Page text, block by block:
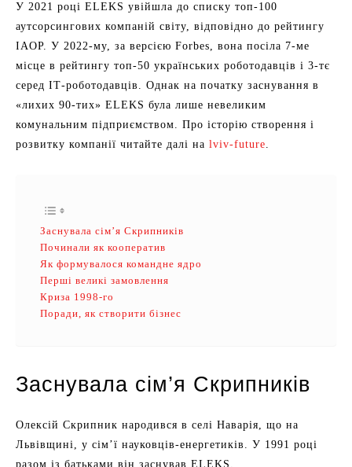
У 2021 році ELEKS увійшла до списку топ-100
аутсорсингових компаній світу, відповідно до рейтингу
IAOP. У 2022-му, за версією Forbes, вона посіла 7-ме
місце в рейтингу топ-50 українських роботодавців і 3-тє
серед ІТ-роботодавців. Однак на початку заснування в
«лихих 90-тих» ELEKS була лише невеликим
комунальним підприємством. Про історію створення і
розвитку компанії читайте далі на lviv-future.
Заснувала сім’я Скрипників
Починали як кооператив
Як формувалося командне ядро
Перші великі замовлення
Криза 1998-го
Поради, як створити бізнес
Заснувала сім’я Скрипників
Олексій Скрипник народився в селі Наварія, що на
Львівщині, у сім’ї науковців-енергетиків. У 1991 році
разом із батьками він заснував ELEKS.